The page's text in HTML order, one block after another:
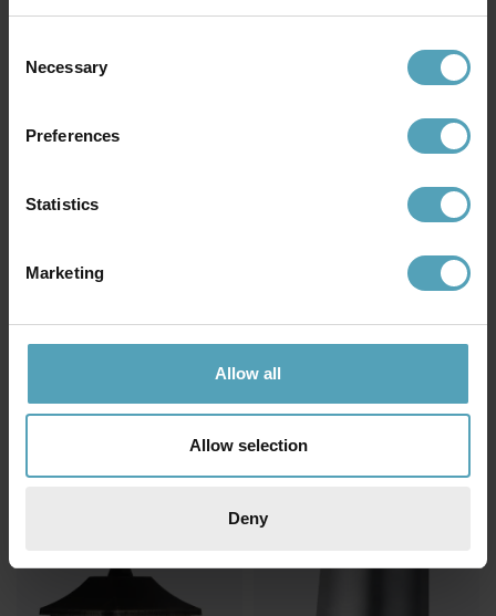
Selection
Necessary
Preferences
Statistics
Marketing
Allow all
Allow selection
Deny
1 159 kr
Battery LED Spotlight Sensor
295 kr